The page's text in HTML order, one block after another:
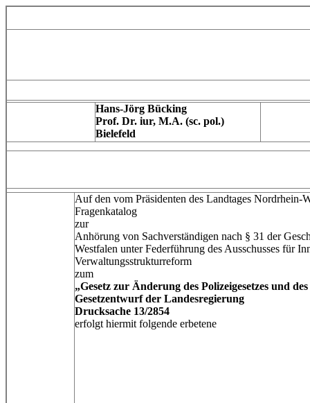
Hans-Jörg Bücking
Prof. Dr. iur, M.A. (sc. pol.)
Bielefeld
Auf den vom Präsidenten des Landtages Nordrhein-
Fragenkatalog
zur
Anhörung von Sachverständigen nach § 31 der
Westfalen unter Federführung des Ausschusses für
Verwaltungsstrukturreform
zum
„Gesetz zur Änderung des Polizeigesetzes und
Gesetzentwurf der Landesregierung
Drucksache 13/2854
erfolgt hiermit folgende erbetene